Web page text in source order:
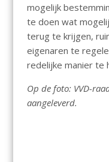
mogelijk
te doen wat
terug te krijgen,
eigenaren te
redelijke manier te
Op de foto: VVD-
aangeleverd.